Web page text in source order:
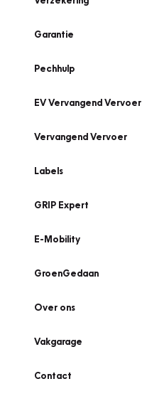
Garantie
Pechhulp
EV Vervangend Vervoer
Vervangend Vervoer
Labels
GRIP Expert
E-Mobility
GroenGedaan
Over ons
Vakgarage
Contact